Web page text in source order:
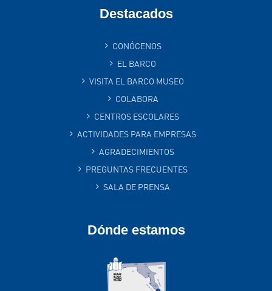
Destacados
CONÓCENOS
EL BARCO
VISITA EL BARCO MUSEO
COLABORA
CENTROS ESCOLARES
ACTIVIDADES PARA EMPRESAS
AGRADECIMIENTOS
PREGUNTAS FRECUENTES
SALA DE PRENSA
Dónde estamos